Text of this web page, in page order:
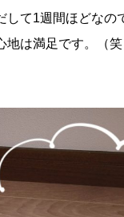
して1週間ほどなの
地は満足です。（笑